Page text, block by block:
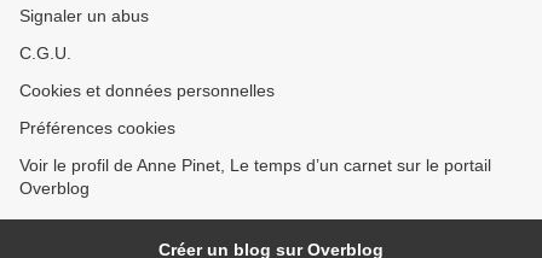
Signaler un abus
C.G.U.
Cookies et données personnelles
Préférences cookies
Voir le profil de Anne Pinet, Le temps d’un carnet sur le portail
Overblog
Créer un blog sur Overblog